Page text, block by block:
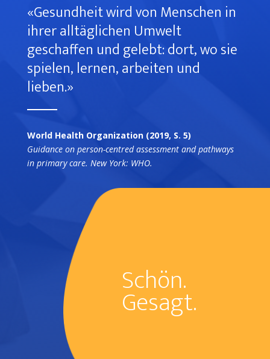
«Gesundheit wird von Menschen in
ihrer alltäglichen Umwelt
geschaffen und gelebt: dort, wo sie
spielen, lernen, arbeiten und
lieben.»
World Health Organization (2019, S. 5)
Guidance on person-centred assessment and pathways
in primary care. New York: WHO.
Schön.
Gesagt.